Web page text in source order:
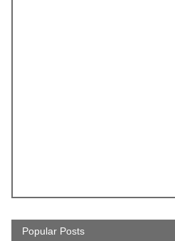
Popular Posts